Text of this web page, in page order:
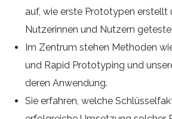
auf, wie erste Prototypen erstellt
Nutzerinnen und Nutzern
Im Zentrum stehen Methoden
und Rapid Prototyping und
deren Anwendung.
Sie erfahren, welche